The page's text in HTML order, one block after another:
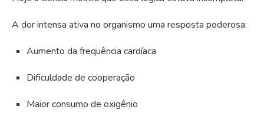
A dor intensa ativa no organismo uma resposta poderosa:
Aumento da frequência cardíaca
Dificuldade de cooperação
Maior consumo de oxigênio